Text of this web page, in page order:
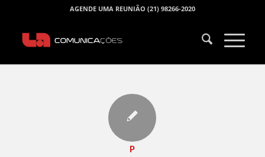
AGENDE UMA REUNIÃO (21) 98266-2020
P